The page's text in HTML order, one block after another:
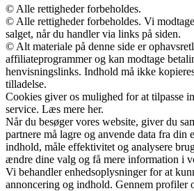
© Alle rettigheder forbeholdes.
© Alle rettigheder forbeholdes. Vi
salget, når du handler via links på siden.
© Alt materiale på denne side er
affiliateprogrammer og kan modtage
henvisningslinks. Indhold må ikke
tilladelse.
Cookies giver os mulighed for at tilpasse
service. Læs mere her.
Når du besøger vores website, giver du
partnere må lagre og anvende data fra din
indhold, måle effektivitet og analysere
ændre dine valg og få mere information i
Vi behandler enhedsoplysninger for at
annoncering og indhold. Gennem profiler